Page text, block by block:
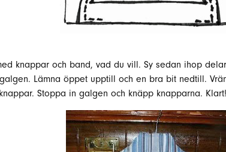
knappar och band, vad du vill. Sy sedan ihop
Lämna öppet upptill och en bra bit nedtill.
Stoppa in galgen och knäpp knapparna. Klart!